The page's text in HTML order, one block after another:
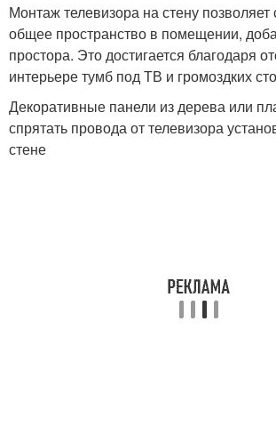
Монтаж телевизора на стену позволяет
общее пространство в помещении,
простора. Это достигается благодаря
интерьере тумб под ТВ и громоздких
Декоративные панели из дерева или
спрятать провода от телевизора
стене